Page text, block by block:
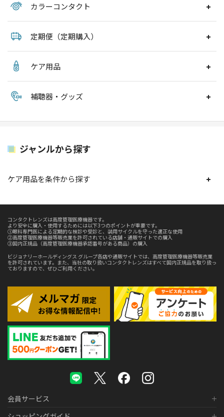
カラーコンタクト
定期便（定期購入）
ケア用品
補聴器・グッズ
ジャンルから探す
ケア用品を条件から探す
コンタクトレンズは高度管理医療機器です。
より安全に購入・使用するためには以下3つのポイントが重要です。
①眼科専門医による定期的な検診や受診と、装用サイクルを守った適正な使用
②高度管理医療機器等販売業を許可されている店舗・通販サイトでの購入
③国内正規品（高度管理医療機器承認番号がある商品）の購入
ビジョナリーホールディングス グループ各店や通販サイトでは、高度管理医療機器等販売業
を許可されています。また、当社の取り扱いコンタクトレンズはすべて国内正規品を取り扱っ
ておりますので、ぜひご利用ください。
会員サービス